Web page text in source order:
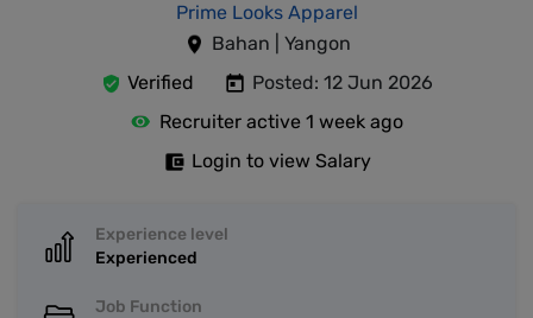
Prime Looks Apparel
Bahan | Yangon
Verified
Posted: 12 Jun 2026
Recruiter active 1 week ago
Login to view Salary
Experience level
Experienced
Job Function